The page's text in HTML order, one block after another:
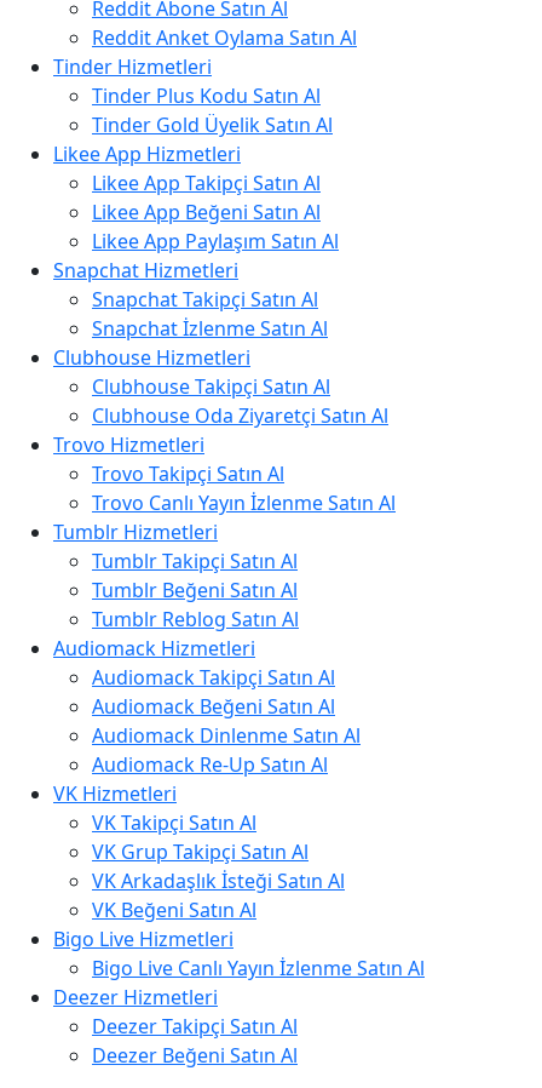
Reddit Abone Satın Al
Reddit Anket Oylama Satın Al
Tinder Hizmetleri
Tinder Plus Kodu Satın Al
Tinder Gold Üyelik Satın Al
Likee App Hizmetleri
Likee App Takipçi Satın Al
Likee App Beğeni Satın Al
Likee App Paylaşım Satın Al
Snapchat Hizmetleri
Snapchat Takipçi Satın Al
Snapchat İzlenme Satın Al
Clubhouse Hizmetleri
Clubhouse Takipçi Satın Al
Clubhouse Oda Ziyaretçi Satın Al
Trovo Hizmetleri
Trovo Takipçi Satın Al
Trovo Canlı Yayın İzlenme Satın Al
Tumblr Hizmetleri
Tumblr Takipçi Satın Al
Tumblr Beğeni Satın Al
Tumblr Reblog Satın Al
Audiomack Hizmetleri
Audiomack Takipçi Satın Al
Audiomack Beğeni Satın Al
Audiomack Dinlenme Satın Al
Audiomack Re-Up Satın Al
VK Hizmetleri
VK Takipçi Satın Al
VK Grup Takipçi Satın Al
VK Arkadaşlık İsteği Satın Al
VK Beğeni Satın Al
Bigo Live Hizmetleri
Bigo Live Canlı Yayın İzlenme Satın Al
Deezer Hizmetleri
Deezer Takipçi Satın Al
Deezer Beğeni Satın Al